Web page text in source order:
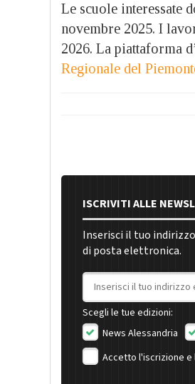
Le scuole interessate
novembre 2025. I
2026. La piattaforma
Regionale del
ISCRIVITI ALLE
Inserisci il tuo
di posta elettronica.
Indirizzo email
Scegli le tue edizioni:
News Alessandria
Accetto l'iscrizione